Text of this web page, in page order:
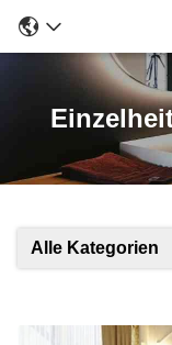
Alle Kategorien